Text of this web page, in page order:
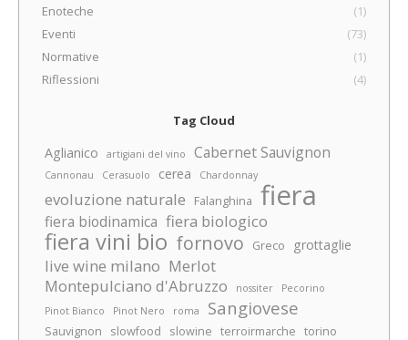
Enoteche
(1)
Eventi
(73)
Normative
(1)
Riflessioni
(4)
Tag Cloud
Aglianico artigiani del vino Cabernet Sauvignon
Cannonau Cerasuolo cerea Chardonnay
evoluzione naturale Falanghina fiera
fiera biodinamica fiera biologico
fiera vini bio fornovo Greco grottaglie
live wine milano Merlot
Montepulciano d'Abruzzo
nossiter
Pecorino
Pinot Bianco
Pinot Nero roma Sangiovese
Sauvignon slowfood slowine terroirmarche torino